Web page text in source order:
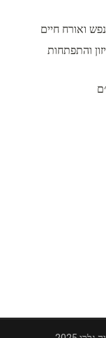
ואורח חיים
והתפתחות